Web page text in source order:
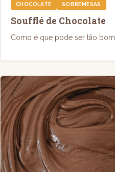
CHOCOLATE SOBREMESAS
Soufflé de Chocolate
Como é que pode ser tão